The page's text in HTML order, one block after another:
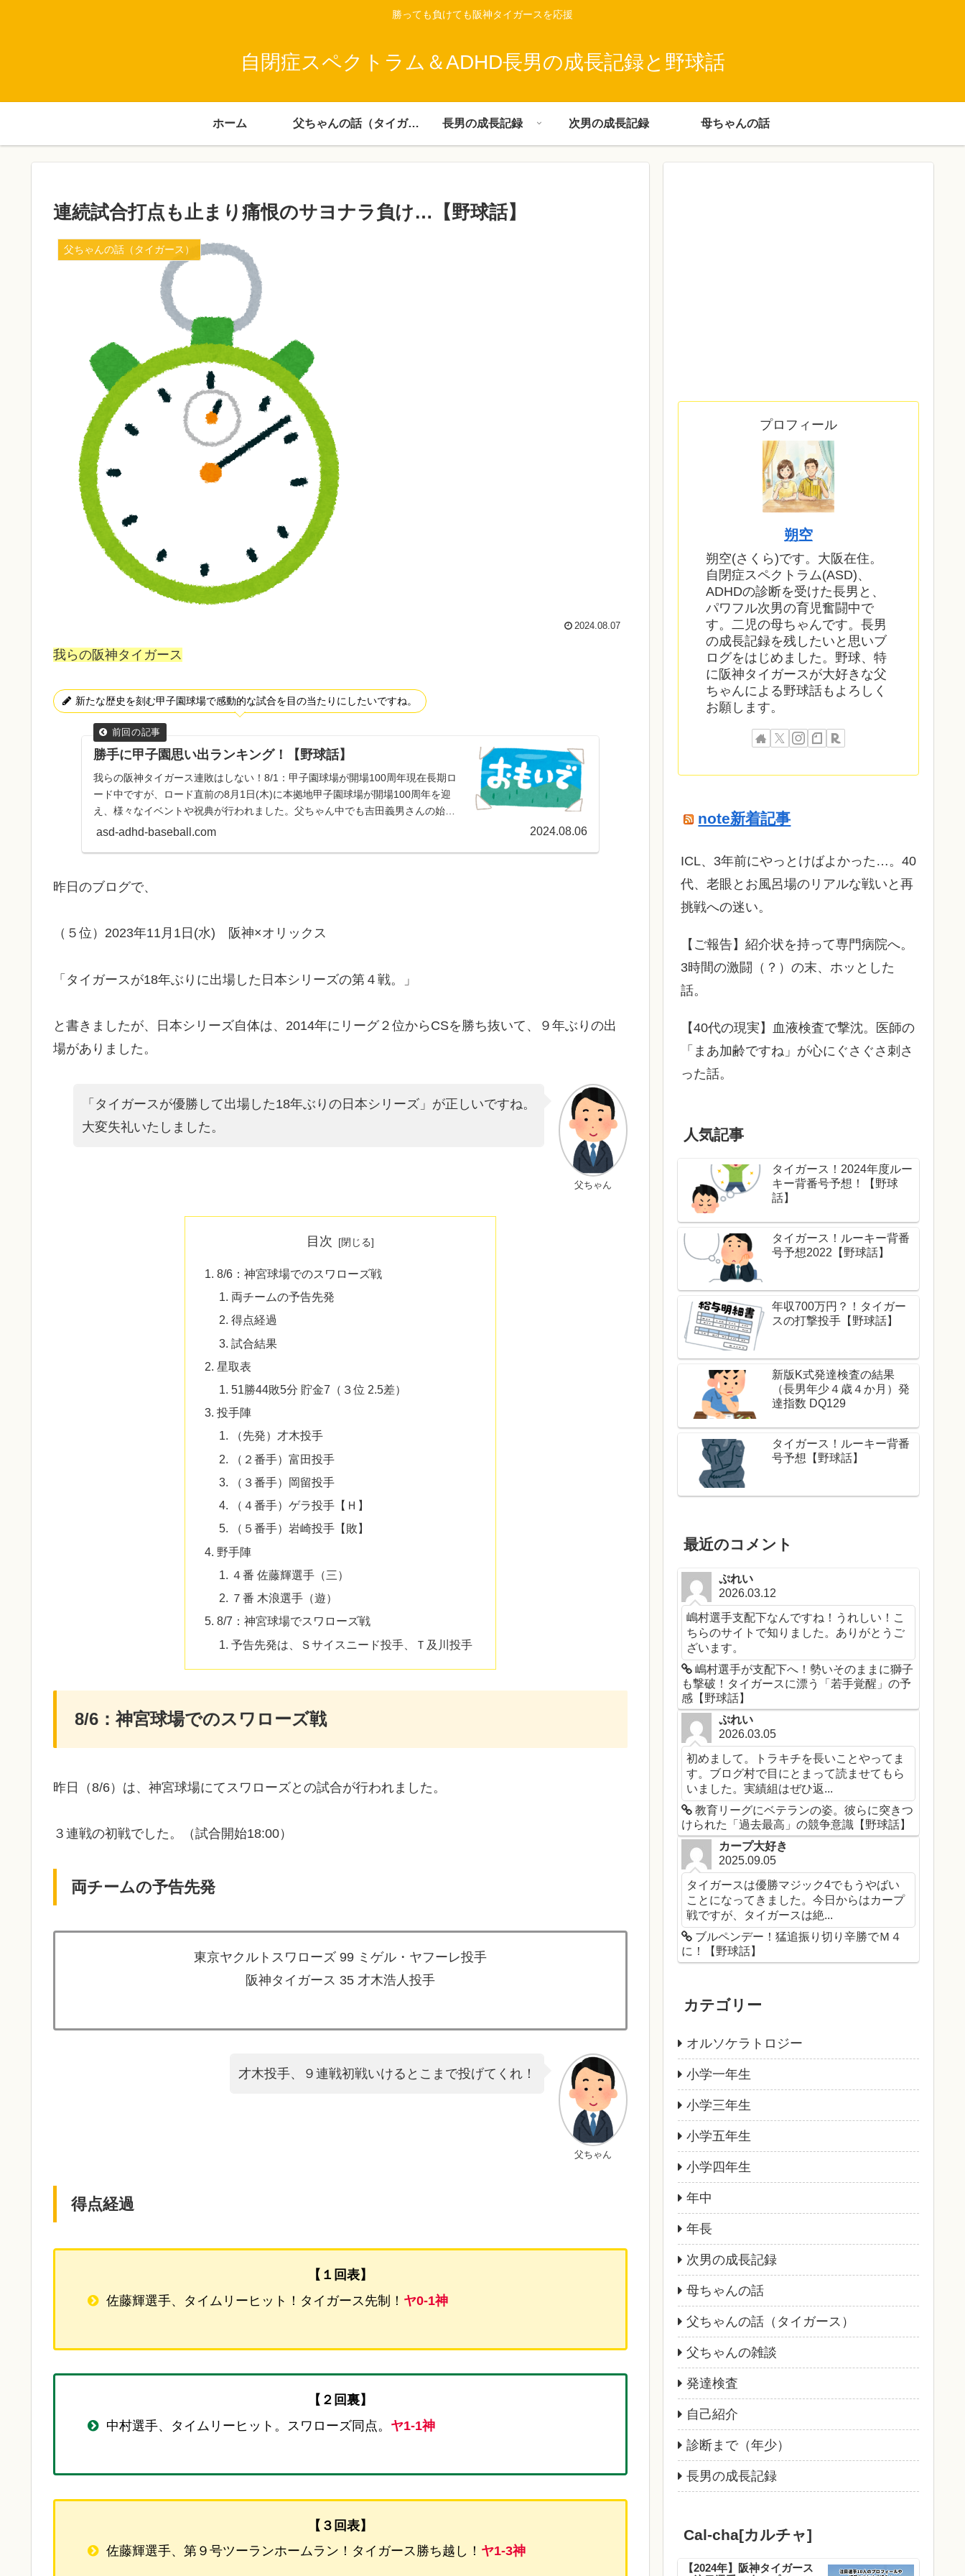
勝っても負けても阪神タイガースを応援
自閉症スペクトラム＆ADHD長男の成長記録と野球話
ホーム 父ちゃんの話（タイガース） 長男の成長記録 次男の成長記録 母ちゃんの話
連続試合打点も止まり痛恨のサヨナラ負け…【野球話】
父ちゃんの話（タイガース）
2024.08.07
我らの阪神タイガース
新たな歴史を刻む甲子園球場で感動的な試合を目の当たりにしたいですね。
勝手に甲子園思い出ランキング！【野球話】
我らの阪神タイガース連敗はしない！8/1：甲子園球場が開場100周年現在長期ロ
ード中ですが、ロード直前の8月1日(木)に本拠地甲子園球場が開場100周年を迎
え、様々なイベントや祝典が行われました。父ちゃん中でも吉田義男さんの始球
式には驚かさ...
asd-adhd-baseball.com 2024.08.06
昨日のブログで、
（５位）2023年11月1日(水) 阪神×オリックス
「タイガースが18年ぶりに出場した日本シリーズの第４戦。」
と書きましたが、日本シリーズ自体は、2014年にリーグ２位からCSを勝ち抜いて、９年ぶりの出
場がありました。
父ちゃん
「タイガースが優勝して出場した18年ぶりの日本シリーズ」が正しいですね。
大変失礼いたしました。
目次
8/6：神宮球場でのスワローズ戦
両チームの予告先発
得点経過
試合結果
星取表
51勝44敗5分 貯金7（３位 2.5差）
投手陣
（先発）才木投手
（２番手）富田投手
（３番手）岡留投手
（４番手）ゲラ投手【Ｈ】
（５番手）岩崎投手【敗】
野手陣
４番 佐藤輝選手（三）
７番 木浪選手（遊）
8/7：神宮球場でスワローズ戦
予告先発は、Ｓサイスニード投手、Ｔ及川投手
8/6：神宮球場でのスワローズ戦
昨日（8/6）は、神宮球場にてスワローズとの試合が行われました。
３連戦の初戦でした。（試合開始18:00）
両チームの予告先発
東京ヤクルトスワローズ 99 ミゲル・ヤフーレ投手
阪神タイガース 35 才木浩人投手
父ちゃん
才木投手、９連戦初戦いけるとこまで投げてくれ！
得点経過
【１回表】
佐藤輝選手、タイムリーヒット！タイガース先制！ ヤ0-1神
【２回裏】
中村選手、タイムリーヒット。スワローズ同点。 ヤ1-1神
【３回表】
佐藤輝選手、第９号ツーランホームラン！タイガース勝ち越し！ ヤ1-3神
プロフィール
朔空
朔空(さくら)です。大阪在住。
自閉症スペクトラム(ASD)、
ADHDの診断を受けた長男と、
パワフル次男の育児奮闘中で
す。二児の母ちゃんです。長男
の成長記録を残したいと思いブ
ログをはじめました。野球、特
に阪神タイガースが大好きな父
ちゃんによる野球話もよろしく
お願します。
note新着記事
ICL、3年前にやっとけばよかった…。40
代、老眼とお風呂場のリアルな戦いと再
挑戦への迷い。
​【ご報告】紹介状を持って専門病院へ。
3時間の激闘（？）の末、ホッとした
話。
【40代の現実】血液検査で撃沈。医師の
「まあ加齢ですね」が心にぐさぐさ刺さ
った話。
人気記事
タイガース！2024年度ルー
キー背番号予想！【野球
話】
タイガース！ルーキー背番
号予想2022【野球話】
年収700万円？！タイガー
スの打撃投手【野球話】
新版K式発達検査の結果
（長男年少４歳４か月）発
達指数 DQ129
タイガース！ルーキー背番
号予想【野球話】
最近のコメント
ぷれい
2026.03.12
嶋村選手支配下なんですね！うれしい！こ
ちらのサイトで知りました。ありがとうご
ざいます。
嶋村選手が支配下へ！勢いそのままに獅子
も撃破！タイガースに漂う「若手覚醒」の予
感【野球話】
ぷれい
2026.03.05
初めまして。トラキチを長いことやってま
す。ブログ村で目にとまって読ませてもら
いました。実績組はぜひ返...
教育リーグにベテランの姿。彼らに突きつ
けられた「過去最高」の競争意識【野球話】
カープ大好き
2025.09.05
タイガースは優勝マジック4でもうやばい
ことになってきました。今日からはカープ
戦ですが、タイガースは絶...
ブルペンデー！猛追振り切り辛勝でＭ４
に！【野球話】
カテゴリー
オルソケラトロジー
小学一年生
小学三年生
小学五年生
小学四年生
年中
年長
次男の成長記録
母ちゃんの話
父ちゃんの話（タイガース）
父ちゃんの雑談
発達検査
自己紹介
診断まで（年少）
長男の成長記録
Cal-cha[カルチャ]
【2024年】阪神タイガース